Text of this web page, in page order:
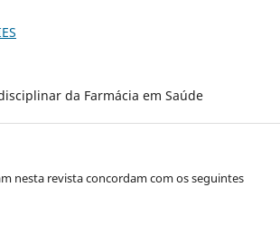
da Farmácia em Saúde
nesta revista concordam com os seguintes